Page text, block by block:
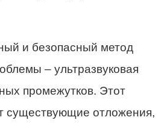
и безопасный метод
– ультразвуковая
промежутков. Этот
существующие отложения,